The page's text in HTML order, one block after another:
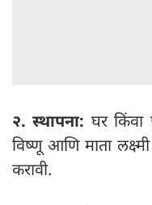
२. स्थापना: घर
विष्णू आणि माता लक्ष्मी
करावी.